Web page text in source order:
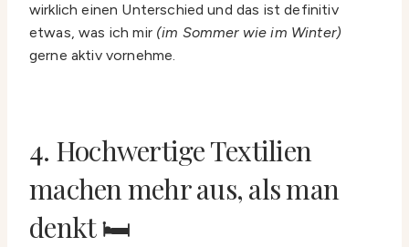
wirklich einen Unterschied und das ist definitiv
etwas, was ich mir (im Sommer wie im Winter)
gerne aktiv vornehme.
4. Hochwertige Textilien
machen mehr aus, als man
denkt 🛏️